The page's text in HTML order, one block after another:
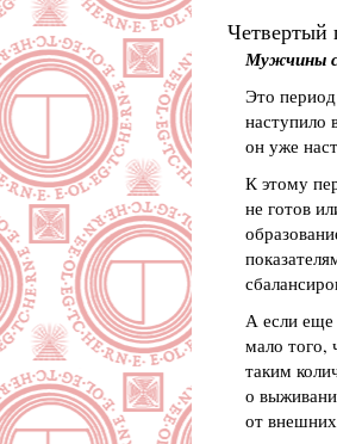
Четвертый
Мужчины
Это
наступило
он уже
К этому
не готов
А если еще
мало того,
таким
о
от